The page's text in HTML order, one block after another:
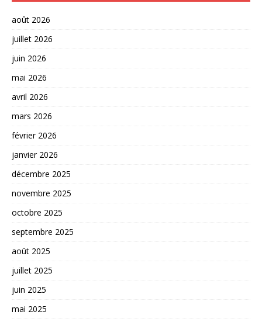
août 2026
juillet 2026
juin 2026
mai 2026
avril 2026
mars 2026
février 2026
janvier 2026
décembre 2025
novembre 2025
octobre 2025
septembre 2025
août 2025
juillet 2025
juin 2025
mai 2025